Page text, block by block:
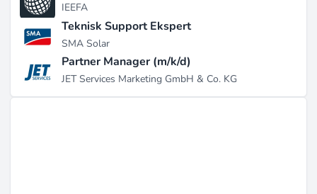
IEEFA
Teknisk Support Ekspert
SMA Solar
Partner Manager (m/k/d)
JET Services Marketing GmbH & Co. KG